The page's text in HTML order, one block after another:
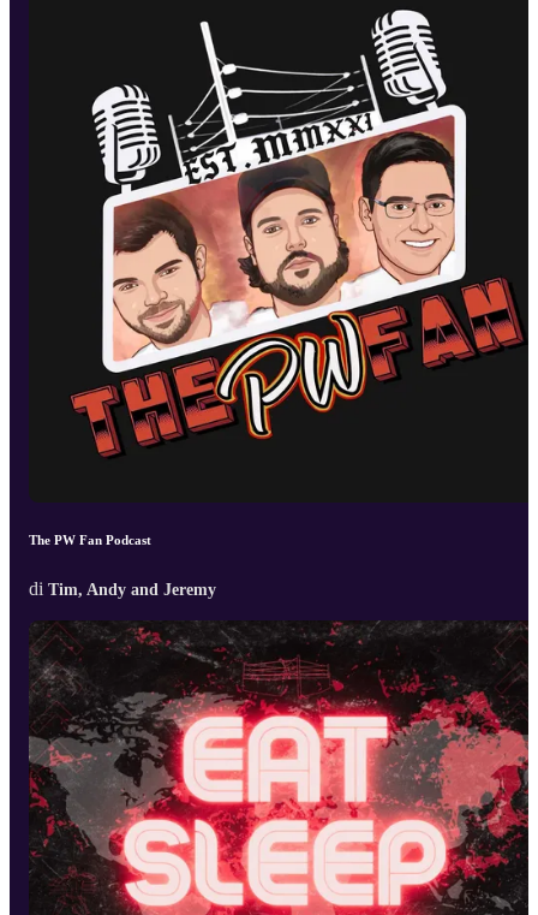
The PW Fan Podcast
di Tim, Andy and Jeremy